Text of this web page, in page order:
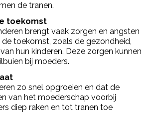
de tranen.
toekomst
brengt vaak zorgen en angsten
toekomst, zoals de gezondheid,
hun kinderen. Deze zorgen kunnen
bij moeders.
zo snel opgroeien en dat de
van het moederschap voorbij
diep raken en tot tranen toe